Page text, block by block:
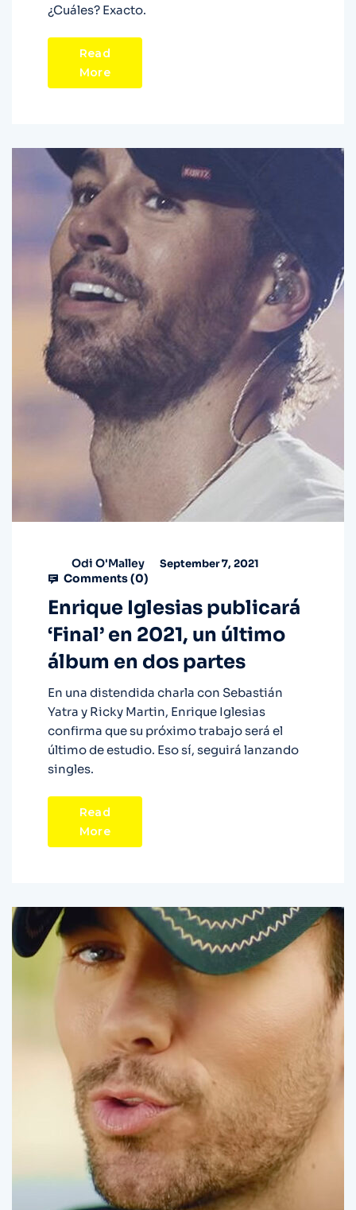
¿Cuáles? Exacto.
Read
More
Odi O'Malley September 7, 2021
Comments (0)
Enrique Iglesias publicará
‘Final’ en 2021, un último
álbum en dos partes
En una distendida charla con Sebastián
Yatra y Ricky Martin, Enrique Iglesias
confirma que su próximo trabajo será el
último de estudio. Eso sí, seguirá lanzando
singles.
Read
More